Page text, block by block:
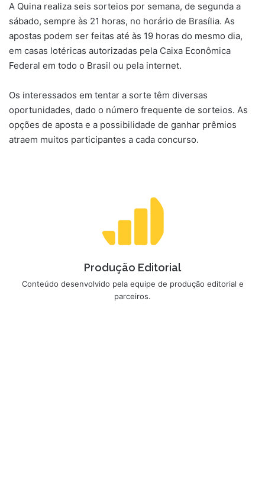
A Quina realiza seis sorteios por semana, de segunda a
sábado, sempre às 21 horas, no horário de Brasília. As
apostas podem ser feitas até às 19 horas do mesmo dia,
em casas lotéricas autorizadas pela Caixa Econômica
Federal em todo o Brasil ou pela internet.
Os interessados em tentar a sorte têm diversas
oportunidades, dado o número frequente de sorteios. As
opções de aposta e a possibilidade de ganhar prêmios
atraem muitos participantes a cada concurso.
Produção Editorial
Conteúdo desenvolvido pela equipe de produção editorial e
parceiros.